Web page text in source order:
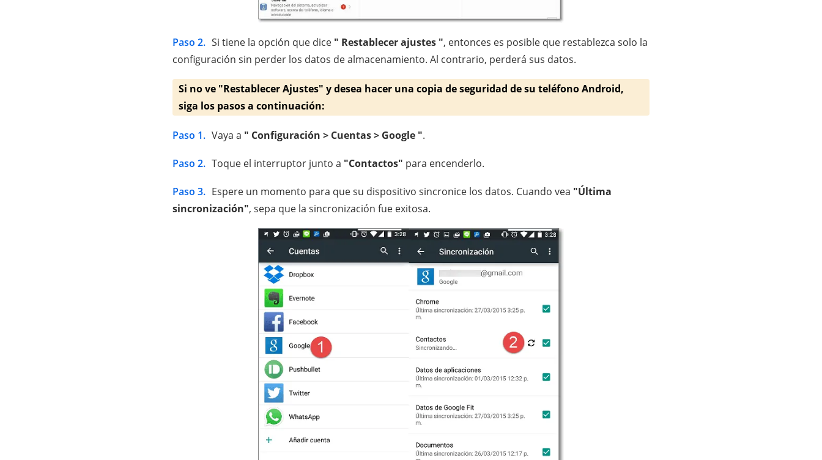
Paso 2. Si tiene la opción que dice " Restablecer ajustes ", entonces es posible que restablezca solo la
configuración sin perder los datos de almacenamiento. Al contrario, perderá sus datos.
Si no ve "Restablecer Ajustes" y desea hacer una copia de seguridad de su teléfono Android,
siga los pasos a continuación:
Paso 1. Vaya a " Configuración > Cuentas > Google ".
Paso 2. Toque el interruptor junto a "Contactos" para encenderlo.
Paso 3. Espere un momento para que su dispositivo sincronice los datos. Cuando vea "Última
sincronización", sepa que la sincronización fue exitosa.